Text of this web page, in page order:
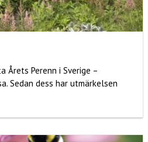
Årets Perenn i Sverige –
Sedan dess har utmärkelsen